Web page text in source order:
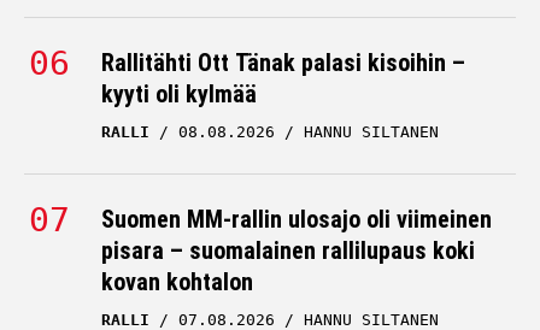
Rallitähti Ott Tänak palasi kisoihin –
kyyti oli kylmää
RALLI 08.08.2026 HANNU SILTANEN
Suomen MM-rallin ulosajo oli viimeinen
pisara – suomalainen rallilupaus koki
kovan kohtalon
RALLI 07.08.2026 HANNU SILTANEN